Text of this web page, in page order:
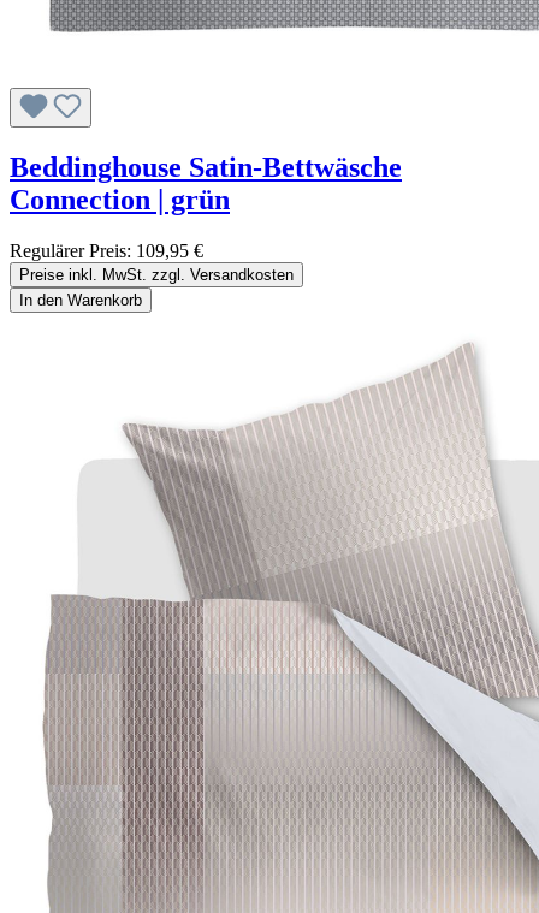
Beddinghouse Satin-Bettwäsche
Connection | grün
Regulärer Preis: 109,95 €
Preise inkl. MwSt. zzgl. Versandkosten
In den Warenkorb